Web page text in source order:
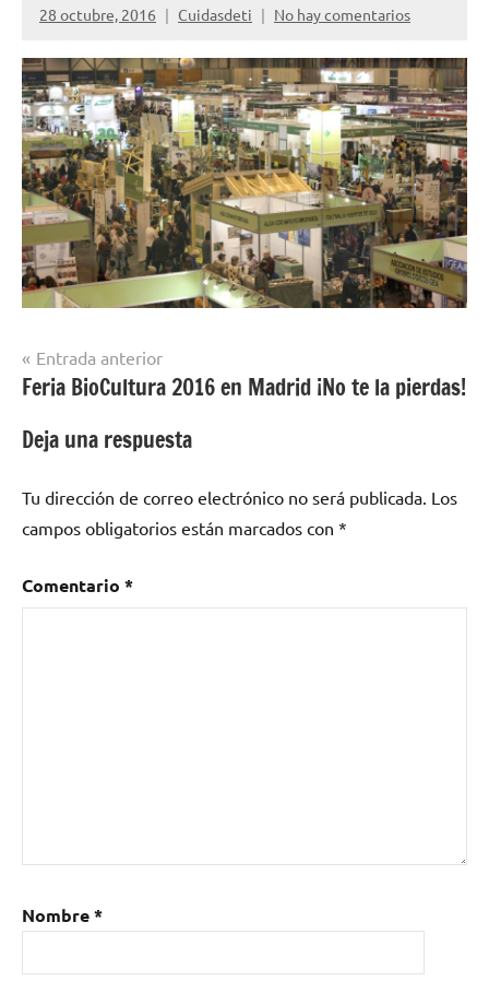
28 octubre, 2016 Cuidasdeti No hay comentarios
Navegación
de
entradas
Entrada anterior
Feria BioCultura 2016 en Madrid ¡No te la pierdas!
Deja una respuesta
Tu dirección de correo electrónico no será publicada. Los
campos obligatorios están marcados con *
Comentario *
Nombre*